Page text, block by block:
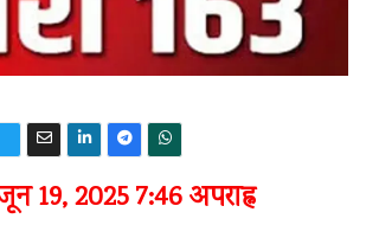
19, 2025 7:46 अपराह्न